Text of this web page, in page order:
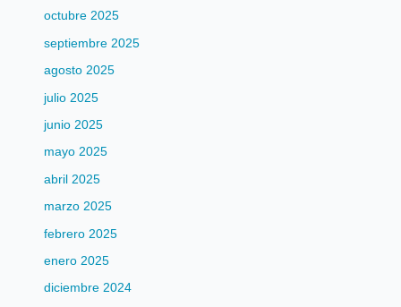
octubre 2025
septiembre 2025
agosto 2025
julio 2025
junio 2025
mayo 2025
abril 2025
marzo 2025
febrero 2025
enero 2025
diciembre 2024